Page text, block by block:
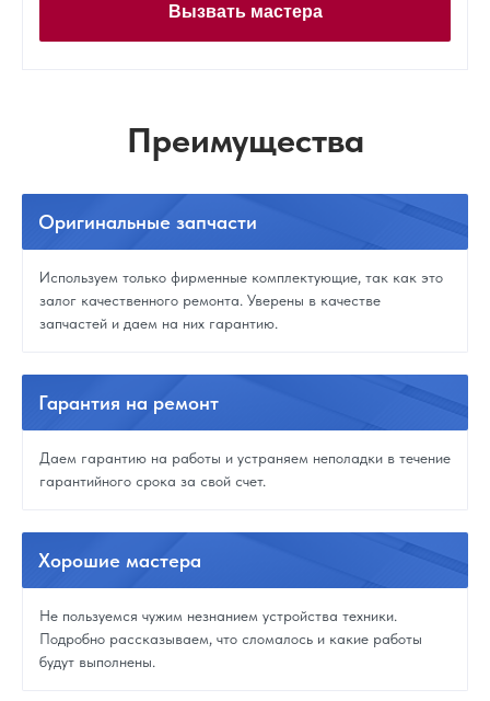
Вызвать мастера
Преимущества
Оригинальные запчасти
Используем только фирменные комплектующие, так как это
залог качественного ремонта. Уверены в качестве
запчастей и даем на них гарантию.
Гарантия на ремонт
Даем гарантию на работы и устраняем неполадки в течение
гарантийного срока за свой счет.
Хорошие мастера
Не пользуемся чужим незнанием устройства техники.
Подробно рассказываем, что сломалось и какие работы
будут выполнены.